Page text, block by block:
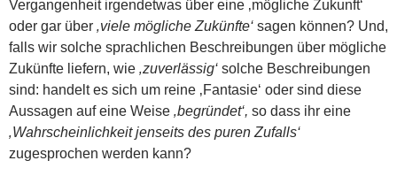
Vergangenheit irgendetwas über eine ‚mögliche Zukunft‘
oder gar über ‚viele mögliche Zukünfte‘ sagen können? Und,
falls wir solche sprachlichen Beschreibungen über mögliche
Zukünfte liefern, wie ‚zuverlässig‘ solche Beschreibungen
sind: handelt es sich um reine ‚Fantasie‘ oder sind diese
Aussagen auf eine Weise ‚begründet‘, so dass ihr eine
‚Wahrscheinlichkeit jenseits des puren Zufalls‘
zugesprochen werden kann?